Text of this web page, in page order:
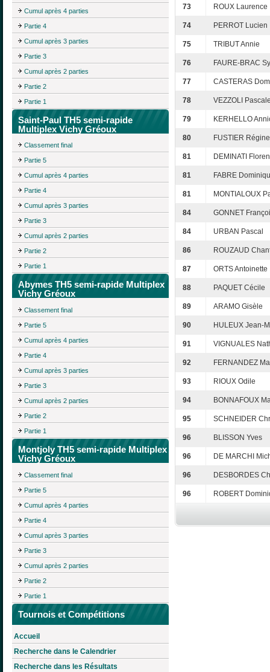
Cumul après 4 parties
Partie 4
Cumul après 3 parties
Partie 3
Cumul après 2 parties
Partie 2
Partie 1
Saint-Paul TH5 semi-rapide
Multiplex Vichy Gréoux
Classement final
Partie 5
Cumul après 4 parties
Partie 4
Cumul après 3 parties
Partie 3
Cumul après 2 parties
Partie 2
Partie 1
Abymes TH5 semi-rapide Multiplex
Vichy Gréoux
Classement final
Partie 5
Cumul après 4 parties
Partie 4
Cumul après 3 parties
Partie 3
Cumul après 2 parties
Partie 2
Partie 1
Montjoly TH5 semi-rapide Multiplex
Vichy Gréoux
Classement final
Partie 5
Cumul après 4 parties
Partie 4
Cumul après 3 parties
Partie 3
Cumul après 2 parties
Partie 2
Partie 1
Tournois et Compétitions
Accueil
Recherche dans le Calendrier
Recherche dans les Résultats
73 ROUX Laurence
74 PERROT Lucien
75 TRIBUT Annie
76 FAURE-BRAC
77 CASTERAS
78 VEZZOLI
79 KERHELLO
80 FUSTIER Régine
81 DEMINATI
81 FABRE
81 MONTIALOUX
84 GONNET
84 URBAN Pascal
86 ROUZAUD
87 ORTS Antoinette
88 PAQUET Cécile
89 ARAMO Gisèle
90 HULEUX Jean-
91 VIGNUALES
92 FERNANDEZ
93 RIOUX Odile
94 BONNAFOUX
95 SCHNEIDER
96 BLISSON Yves
96 DE MARCHI
96 DESBORDES
96 ROBERT